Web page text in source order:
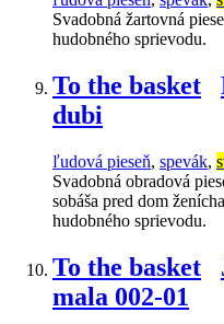
Svadobná žartovná
hudobného sprievodu.
To the basket
dubi
ľudová pieseň, spevák,
Svadobná obradová
sobáša pred dom
hudobného sprievodu.
To the basket
mala 002-01